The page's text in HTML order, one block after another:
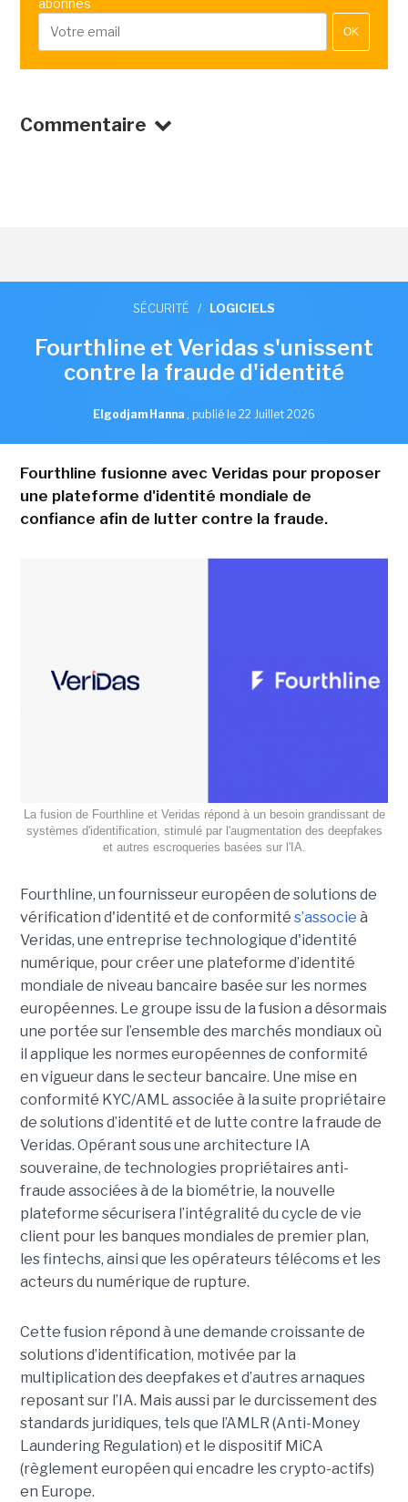
abonnés
OK
Commentaire
SÉCURITÉ / LOGICIELS
Fourthline et Veridas s'unissent
contre la fraude d'identité
Elgodjam Hanna , publié le 22 Juillet 2026
Fourthline fusionne avec Veridas pour proposer
une plateforme d'identité mondiale de
confiance afin de lutter contre la fraude.
La fusion de Fourthline et Veridas répond à un besoin grandissant de
systèmes d'identification, stimulé par l'augmentation des deepfakes
et autres escroqueries basées sur l'IA.
Fourthline, un fournisseur européen de solutions de
vérification d'identité et de conformité s’associe à
Veridas, une entreprise technologique d'identité
numérique, pour créer une plateforme d’identité
mondiale de niveau bancaire basée sur les normes
européennes. Le groupe issu de la fusion a désormais
une portée sur l’ensemble des marchés mondiaux où
il applique les normes européennes de conformité
en vigueur dans le secteur bancaire. Une mise en
conformité KYC/AML associée à la suite propriétaire
de solutions d’identité et de lutte contre la fraude de
Veridas. Opérant sous une architecture IA
souveraine, de technologies propriétaires anti-
fraude associées à de la biométrie, la nouvelle
plateforme sécurisera l’intégralité du cycle de vie
client pour les banques mondiales de premier plan,
les fintechs, ainsi que les opérateurs télécoms et les
acteurs du numérique de rupture.
Cette fusion répond à une demande croissante de
solutions d’identification, motivée par la
multiplication des deepfakes et d’autres arnaques
reposant sur l’IA. Mais aussi par le durcissement des
standards juridiques, tels que l’AMLR (Anti-Money
Laundering Regulation) et le dispositif MiCA
(règlement européen qui encadre les crypto-actifs)
en Europe.